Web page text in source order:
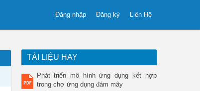
Liên Hệ
Đăng ký
Đăng nhập
TÀI LIỆU HAY
Phát triển mô hình ứng dụng kết hợp
trong chợ ứng dụng đám mây